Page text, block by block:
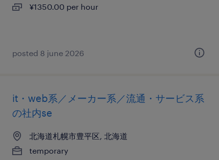
¥1350.00 per hour
posted 8 june 2026
it・web系／メーカー系／流通・サービス系
の社内se
北海道札幌市豊平区, 北海道
temporary